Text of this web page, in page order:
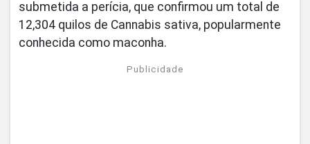
submetida a perícia, que confirmou um total de
12,304 quilos de Cannabis sativa, popularmente
conhecida como maconha.
Publicidade